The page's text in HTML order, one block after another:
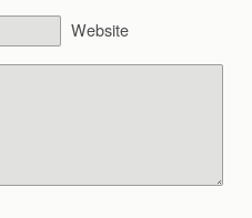
Website